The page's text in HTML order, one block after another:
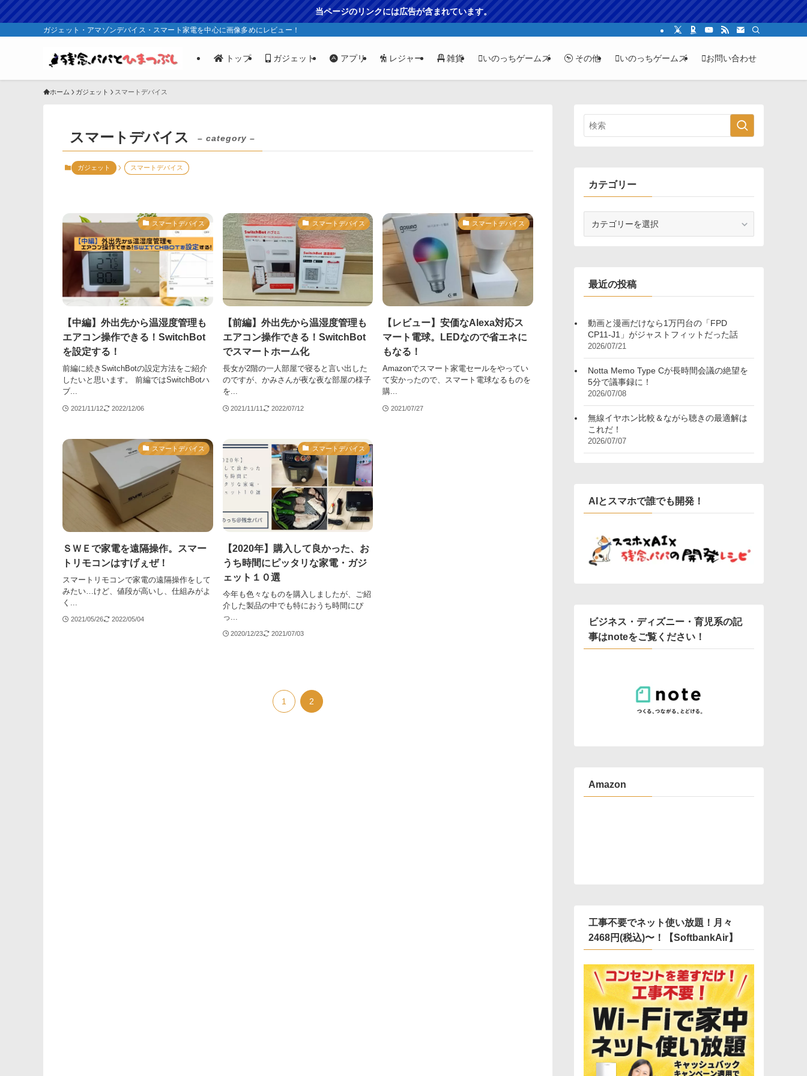
当ページのリンクには広告が含まれています。
ガジェット・アマゾンデバイス・スマート家電を中心に画像多めにレビュー！
トップ ガジェット アプリ レジャー 雑貨 いのっちゲームズ その他 いのっちゲームズ お問い合わせ
ホーム ガジェット スマートデバイス
スマートデバイス – category –
ガジェット スマートデバイス
スマートデバイス
【中編】外出先から温湿度管理も
エアコン操作できる！SwitchBot
を設定する！
前編に続きSwitchBotの設定方法をご紹介
したいと思います。 前編ではSwitchBotハ
ブ...
2021/11/12 2022/12/06
スマートデバイス
【前編】外出先から温湿度管理も
エアコン操作できる！SwitchBot
でスマートホーム化
長女が2階の一人部屋で寝ると言い出した
のですが、かみさんが夜な夜な部屋の様子
を...
2021/11/11 2022/07/12
スマートデバイス
【レビュー】安価なAlexa対応ス
マート電球。LEDなので省エネに
もなる！
Amazonでスマート家電セールをやってい
て安かったので、スマート電球なるものを
購...
2021/07/27
スマートデバイス
ＳＷＥで家電を遠隔操作。スマー
トリモコンはすげぇぜ！
スマートリモコンで家電の遠隔操作をして
みたい…けど、値段が高いし、仕組みがよ
く...
2021/05/26 2022/05/04
スマートデバイス
【2020年】購入して良かった、お
うち時間にピッタリな家電・ガジ
ェット１０選
今年も色々なものを購入しましたが、ご紹
介した製品の中でも特におうち時間にぴ
っ...
2020/12/23 2021/07/03
1 2
カテゴリー
最近の投稿
動画と漫画だけなら1万円台の「FPD
CP11-J1」がジャストフィットだった話
2026/07/21
Notta Memo Type Cが長時間会議の絶望を
5分で議事録に！
2026/07/08
無線イヤホン比較＆ながら聴きの最適解は
これだ！
2026/07/07
AIとスマホで誰でも開発！
ビジネス・ディズニー・育児系の記
事はnoteをご覧ください！
Amazon
工事不要でネット使い放題！月々
2468円(税込)〜！【SoftbankAir】